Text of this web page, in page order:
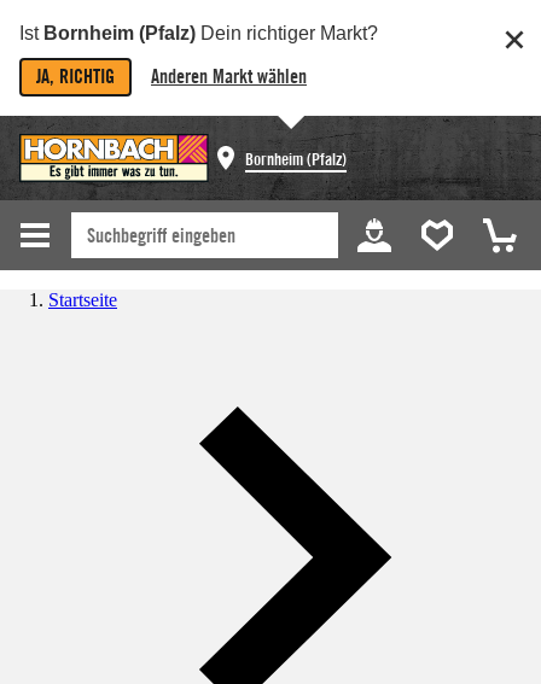
Ist Bornheim (Pfalz) Dein richtiger Markt?
JA, RICHTIG Anderen Markt wählen
Bornheim (Pfalz)
Startseite